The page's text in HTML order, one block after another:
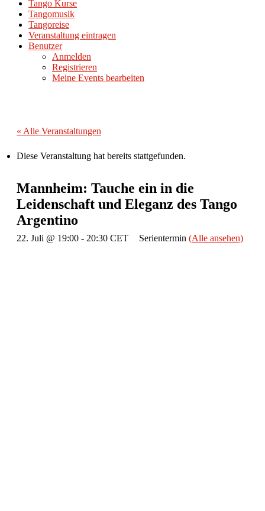
Tango Kurse
Tangomusik
Tangoreise
Veranstaltung eintragen
Benutzer
Anmelden
Registrieren
Meine Events bearbeiten
« Alle Veranstaltungen
Diese Veranstaltung hat bereits stattgefunden.
Mannheim: Tauche ein in die
Leidenschaft und Eleganz des Tango
Argentino
22. Juli @ 19:00 - 20:30 CET Serientermin (Alle ansehen)